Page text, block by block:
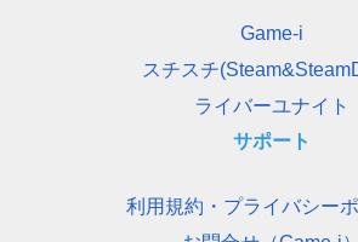
Game-i
スチスチ
ライバーユナイト
サポート
利用規約・プライバシー